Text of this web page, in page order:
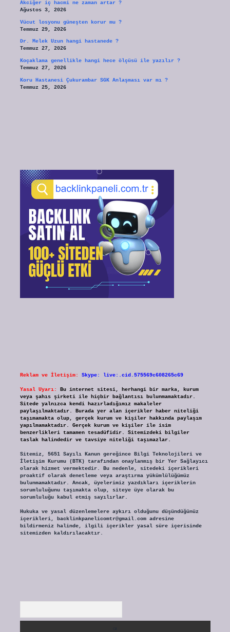
Akciğer iç hacmi ne zaman artar ?
Ağustos 3, 2026
Vücut losyonu güneşten korur mu ?
Temmuz 29, 2026
Dr. Melek Uzun hangi hastanede ?
Temmuz 27, 2026
Koçaklama genellikle hangi hece ölçüsü ile yazılır ?
Temmuz 27, 2026
Koru Hastanesi Çukurambar SGK Anlaşması var mı ?
Temmuz 25, 2026
Reklam ve İletişim: Skype: live:.cid.575569c608265c69
Yasal Uyarı:
Bu internet sitesi, herhangi bir marka, kurum
veya şahıs şirketi ile hiçbir bağlantısı bulunmamaktadır.
Sitede yalnızca kendi hazırladığımız makaleler
paylaşılmaktadır. Burada yer alan içerikler haber niteliği
taşımamakta olup, gerçek kurum ve kişiler hakkında paylaşım
yapılmamaktadır. Gerçek kurum ve kişiler ile isim
benzerlikleri tamamen tesadüfidir. Sitemizdeki bilgiler
taslak halindedir ve tavsiye niteliği taşımazlar.
Sitemiz, 5651 Sayılı Kanun gereğince Bilgi Teknolojileri ve
İletişim Kurumu (BTK) tarafından onaylanmış bir Yer Sağlayıcı
olarak hizmet vermektedir. Bu nedenle, sitedeki içerikleri
proaktif olarak denetleme veya araştırma yükümlülüğümüz
bulunmamaktadır. Ancak, üyelerimiz yazdıkları içeriklerin
sorumluluğunu taşımakta olup, siteye üye olarak bu
sorumluluğu kabul etmiş sayılırlar.
Hukuka ve yasal düzenlemelere aykırı olduğunu düşündüğünüz
içerikleri, backlinkpanelicomtr@gmail.comadresine
bildirmeniz halinde, ilgili içerikler yasal süre içerisinde
sitemizden kaldırılacaktır.